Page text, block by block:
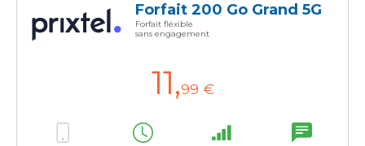
Forfait 200 Go Grand 5G
Forfait fléxible
sans engagement
11,99 €